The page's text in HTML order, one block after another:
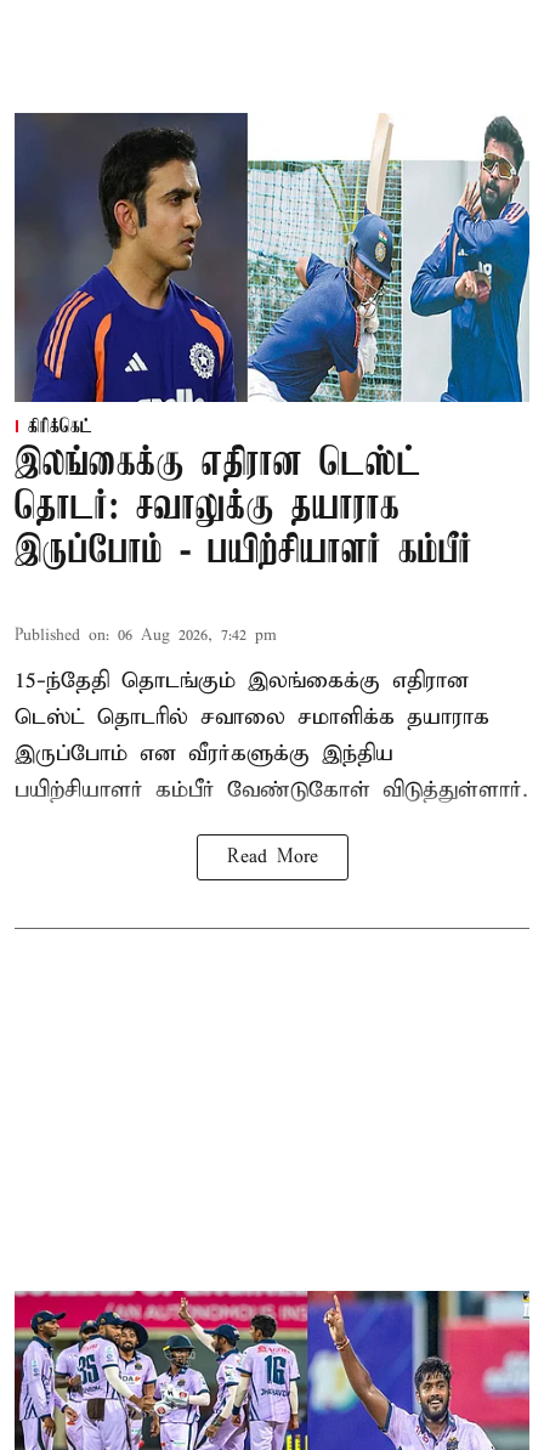
கிரிக்கெட்
இலங்கைக்கு எதிரான டெஸ்ட்
தொடர்: சவாலுக்கு தயாராக
இருப்போம் - பயிற்சியாளர் கம்பீர்
Published on: 06 Aug 2026, 7:42 pm
15-ந்தேதி தொடங்கும் இலங்கைக்கு எதிரான
டெஸ்ட் தொடரில் சவாலை சமாளிக்க தயாராக
இருப்போம் என வீரர்களுக்கு இந்திய
பயிற்சியாளர் கம்பீர் வேண்டுகோள் விடுத்துள்ளார்.
Read More